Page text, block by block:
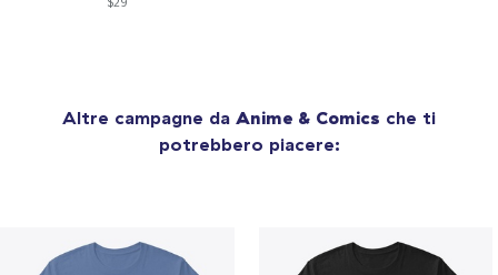
$29
Altre campagne da Anime & Comics che ti
potrebbero piacere: